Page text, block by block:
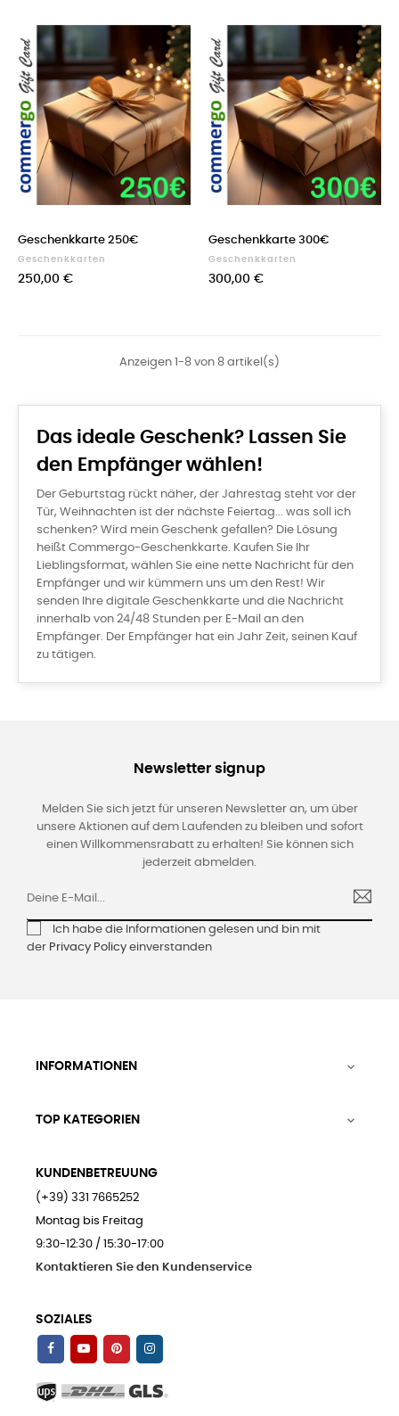
Geschenkkarte 250€
Geschenkkarten
250,00 €
Geschenkkarte 300€
Geschenkkarten
300,00 €
Anzeigen 1-8 von 8 artikel(s)
Das ideale Geschenk? Lassen Sie
den Empfänger wählen!
Der Geburtstag rückt näher, der Jahrestag steht vor der
Tür, Weihnachten ist der nächste Feiertag... was soll ich
schenken? Wird mein Geschenk gefallen? Die Lösung
heißt Commergo-Geschenkkarte. Kaufen Sie Ihr
Lieblingsformat, wählen Sie eine nette Nachricht für den
Empfänger und wir kümmern uns um den Rest! Wir
senden Ihre digitale Geschenkkarte und die Nachricht
innerhalb von 24/48 Stunden per E-Mail an den
Empfänger. Der Empfänger hat ein Jahr Zeit, seinen Kauf
zu tätigen.
Newsletter signup
Melden Sie sich jetzt für unseren Newsletter an, um über
unsere Aktionen auf dem Laufenden zu bleiben und sofort
einen Willkommensrabatt zu erhalten! Sie können sich
jederzeit abmelden.
Ich habe die Informationen gelesen und bin mit
der Privacy Policy einverstanden
INFORMATIONEN 
TOP KATEGORIEN 
KUNDENBETREUUNG
(+39) 331 7665252
Montag bis Freitag
9:30-12:30 / 15:30-17:00
Kontaktieren Sie den Kundenservice
SOZIALES